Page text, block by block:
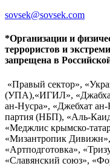
sovsek@sovsek.com
*Организации и
террористов и
запрещена в
«Правый сектор»,
(УПА),«ИГИЛ»,
ан-Нусра», «Джебхат
партия (НБП), «Аль-
«Меджлис крымско-
«Мизантропик Дивижн»,
«Артподготовка»,
«Славянский союз»,